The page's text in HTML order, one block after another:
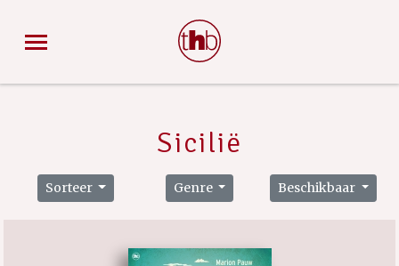
Sicilië
Sorteer Genre Beschikbaar